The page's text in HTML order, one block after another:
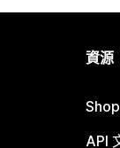
資源
API